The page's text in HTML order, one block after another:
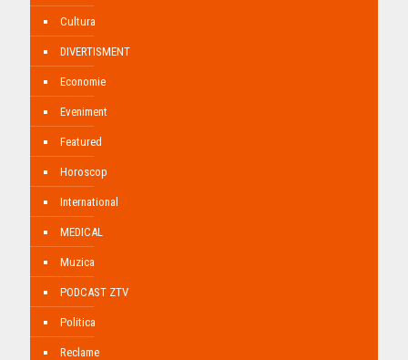
Cultura
DIVERTISMENT
Economie
Eveniment
Featured
Horoscop
International
MEDICAL
Muzica
PODCAST ZTV
Politica
Reclame